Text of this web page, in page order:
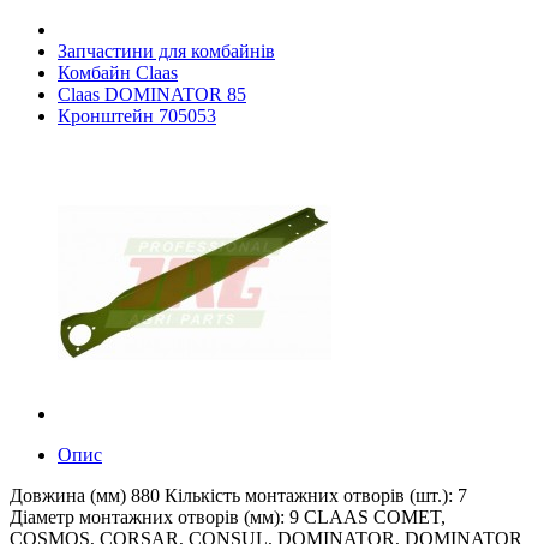
Запчастини для комбайнів
Комбайн Claas
Claas DOMINATOR 85
Кронштейн 705053
Опис
Довжина (мм) 880 Кількість монтажних отворів (шт.): 7
Діаметр монтажних отворів (мм): 9 CLAAS COMET,
COSMOS, CORSAR, CONSUL, DOMINATOR, DOMINATOR